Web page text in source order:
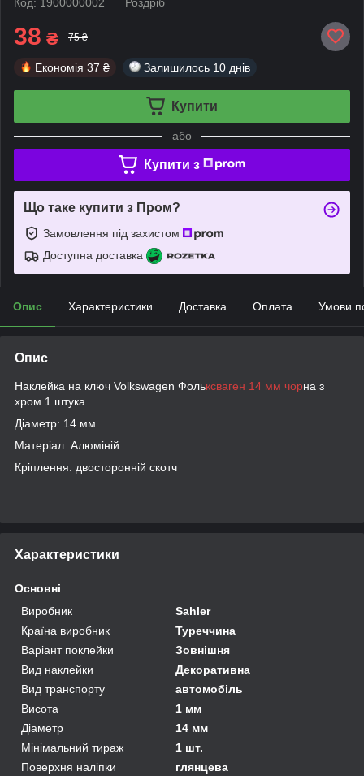
38 ₴ 75 ₴
Економія 37 ₴ Залишилось 10 днів
Купити
або
Купити з
Що таке купити з Пром?
Замовлення під захистом
Доступна доставка
Опис Характеристики Доставка Оплата Умови
Опис
Наклейка на ключ Volkswagen Фольксваген 14 мм чорна з
хром 1 штука
Діаметр: 14 мм
Матеріал: Алюміній
Кріплення: двосторонній скотч
Характеристики
Основні
Виробник
Sahler
Країна виробник
Туреччина
Варіант поклейки
Зовнішня
Вид наклейки
Декоративна
Вид транспорту
автомобіль
Висота
1 мм
Діаметр
14 мм
Мінімальний тираж
1 шт.
Поверхня наліпки
глянцева